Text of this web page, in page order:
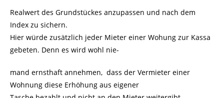
Realwert des Grundstückes anzupassen und nach dem
Index zu sichern.
Hier würde zusätzlich jeder Mieter einer Wohung zur Kassa
gebeten. Denn es wird wohl nie-
mand ernsthaft annehmen, dass der Vermieter einer
Wohnung diese Erhöhung aus eigener